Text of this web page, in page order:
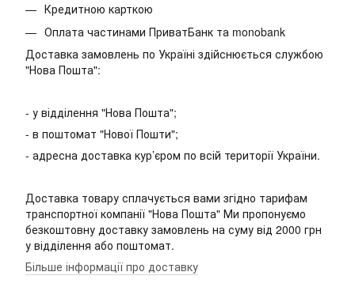
Кредитною карткою
Оплата частинами ПриватБанк та monobank
Доставка замовлень по Україні здійснюється службою
"Нова Пошта":
- у відділення "Нова Пошта";
- в поштомат "Нової Пошти";
- адресна доставка кур’єром по всій території України.
Доставка товару сплачується вами згідно тарифам
транспортної компанії "Нова Пошта" Ми пропонуємо
безкоштовну доставку замовлень на суму від 2000 грн
у відділення або поштомат.
Більше інформації про доставку